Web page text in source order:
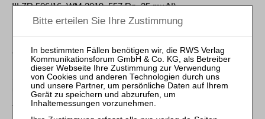
III ZR 506/16, WM 2019, 557 Rn. 25 mwN).
[18] c) Rechtsfehlerhaft ist das Berufungsgericht jedoch
anschließend von einer "grundsätzlich feststehenden"
Kausalität der Pflichtverletzung des Beklagten für den
Schaden der Klägerin ausgegangen mit der Folge, dass es -
unter Heranziehung des Senatsurteils vom 23. Januar 2020 (III
ZR 28/19, WM 2020, 1176 Rn. 13) - eine Beweislast des
Beklagten für solche Tatsachen angenommen hat, die einen